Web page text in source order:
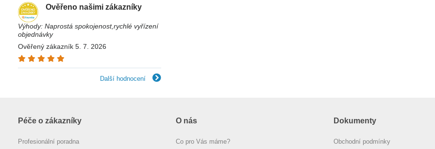
Ověřeno našimi zákazníky
Výhody: Naprostá spokojenost,rychlé vyřízení
objednávky
Ověřený zákazník 5. 7. 2026
Další hodnocení
Péče o zákazníky
Profesionální poradna
O nás
Co pro Vás máme?
Dokumenty
Obchodní podmínky